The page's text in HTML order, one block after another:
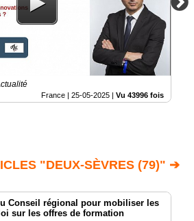
France | 25-05-2025 | Vu 43996 fois
"DEUX-SÈVRES (79)" ➔
Conseil régional pour mobiliser les
sur les offres de formation